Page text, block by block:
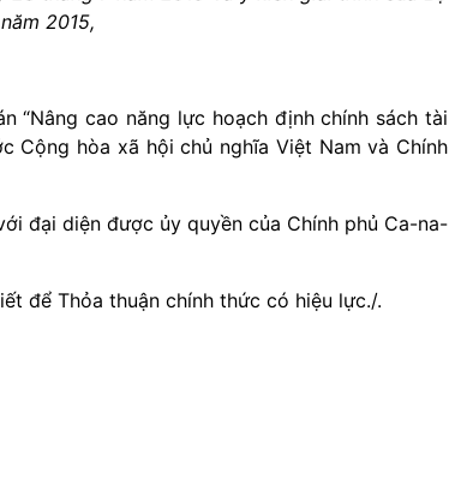
2015,
“Nâng cao năng lực hoạch định chính sách tài
Cộng hòa xã hội chủ nghĩa Việt Nam và Chính
đại diện được ủy quyền của Chính phủ Ca-na-
để Thỏa thuận chính thức có hiệu lực./.